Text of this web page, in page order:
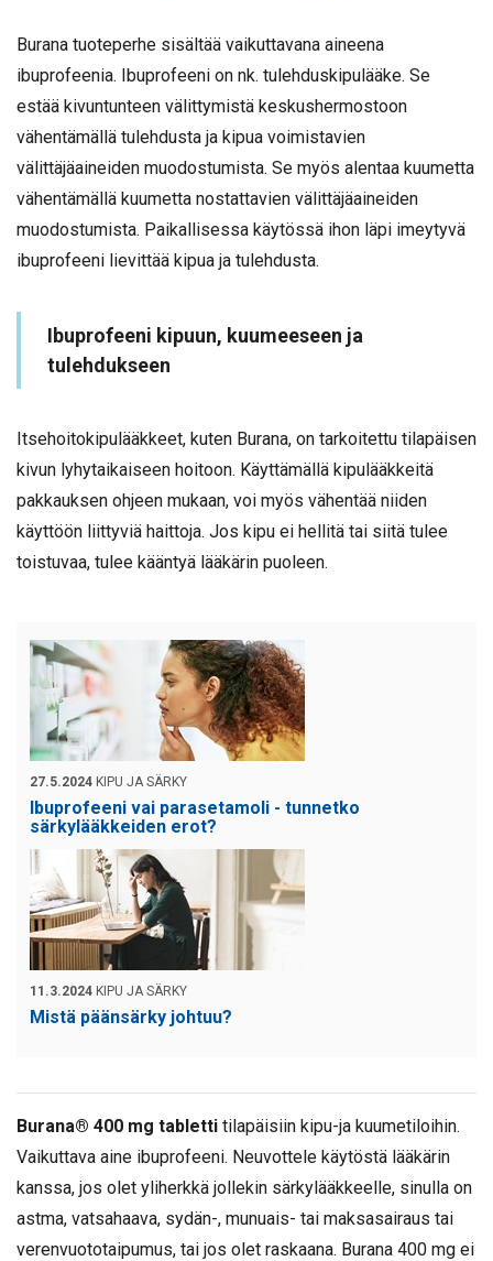
Burana tuoteperhe sisältää vaikuttavana aineena
ibuprofeenia. Ibuprofeeni on nk. tulehduskipulääke. Se
estää kivuntunteen välittymistä keskushermostoon
vähentämällä tulehdusta ja kipua voimistavien
välittäjäaineiden muodostumista. Se myös alentaa kuumetta
vähentämällä kuumetta nostattavien välittäjäaineiden
muodostumista. Paikallisessa käytössä ihon läpi imeytyvä
ibuprofeeni lievittää kipua ja tulehdusta.
Ibuprofeeni kipuun, kuumeeseen ja
tulehdukseen
Itsehoitokipulääkkeet, kuten Burana, on tarkoitettu tilapäisen
kivun lyhytaikaiseen hoitoon. Käyttämällä kipulääkkeitä
pakkauksen ohjeen mukaan, voi myös vähentää niiden
käyttöön liittyviä haittoja. Jos kipu ei hellitä tai siitä tulee
toistuvaa, tulee kääntyä lääkärin puoleen.
27.5.2024 KIPU JA SÄRKY
Ibuprofeeni vai parasetamoli - tunnetko
särkylääkkeiden erot?
11.3.2024 KIPU JA SÄRKY
Mistä päänsärky johtuu?
Burana® 400 mg tabletti tilapäisiin kipu-ja kuumetiloihin.
Vaikuttava aine ibuprofeeni. Neuvottele käytöstä lääkärin
kanssa, jos olet yliherkkä jollekin särkylääkkeelle, sinulla on
astma, vatsahaava, sydän-, munuais- tai maksasairaus tai
verenvuototaipumus, tai jos olet raskaana. Burana 400 mg ei